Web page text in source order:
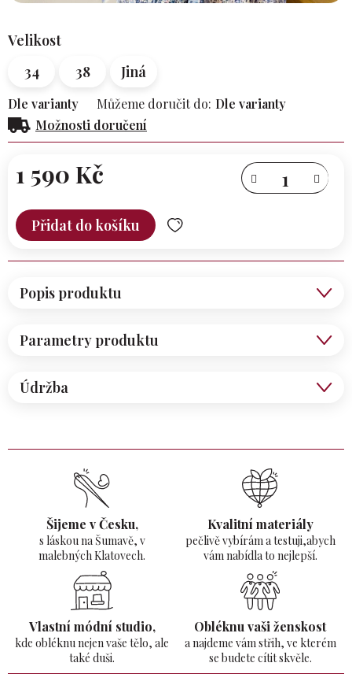
Velikost
34
38 Jiná
Dle varianty Můžeme doručit do: Dle varianty
Možnosti doručení
1 590 Kč
cena:
Přidat do košíku
Údržba
Parametry produktu
Popis produktu
Šijeme v Česku,
s láskou na Šumavě, v
malebných Klatovech.
Kvalitní materiály
pečlivě vybírám a testuji,abych
vám nabídla to nejlepší.
Vlastní módní studio,
kde obléknu nejen vaše tělo, ale
také duši.
Obléknu vaši ženskost
a najdeme vám střih, ve kterém
se budete cítit skvěle.